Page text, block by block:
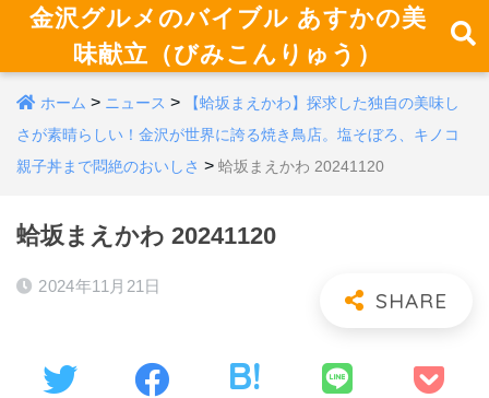
金沢グルメのバイブル あすかの美
味献立（びみこんりゅう）
ホーム > ニュース >
【蛤坂まえかわ】探求した独自の美味し
さが素晴らしい！金沢が世界に誇る焼き鳥店。塩そぼろ、キノコ
親子丼まで悶絶のおいしさ > 蛤坂まえかわ 20241120
蛤坂まえかわ 20241120
2024年11月21日